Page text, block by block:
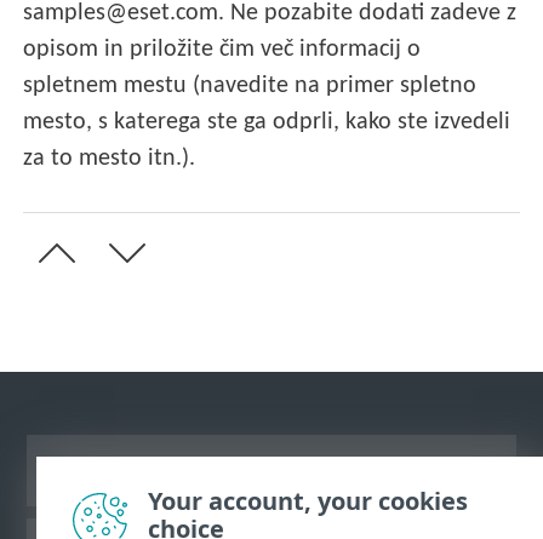
samples@eset.com. Ne pozabite dodati zadeve z
opisom in priložite čim več informacij o
spletnem mestu (navedite na primer spletno
mesto, s katerega ste ga odprli, kako ste izvedeli
za to mesto itn.).
Your account, your cookies
choice